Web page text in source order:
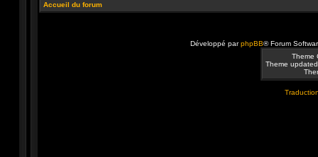
Accueil du forum
Développé parphpBB® Forum
Theme
Theme